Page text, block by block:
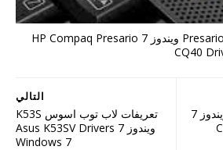
تعريفات كومباك Presario CQ40 ويندوز 7 HP Compaq Presario
CQ40
التالي
تعريفات لاب توب اسوس K53S
ويندوز 7 Asus K53SV Drivers
Windows 7
تعريفات كومباك CQ57 ويندوز 7